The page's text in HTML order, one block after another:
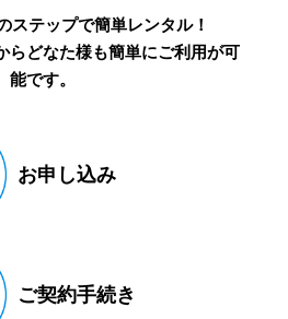
ステップで簡単レンタル！
らどなた様も簡単にご利用が可
能です。
お申し込み
ご契約手続き